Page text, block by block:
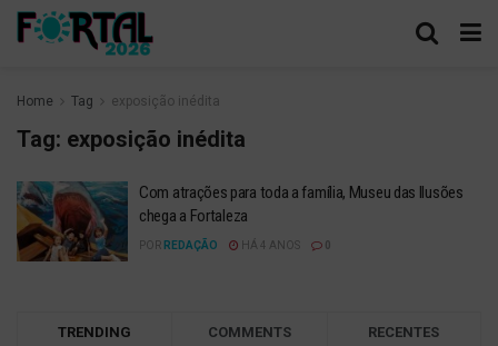
Home Tag exposição inédita
Tag: exposição inédita
Com atrações para toda a família, Museu das Ilusões
chega a Fortaleza
POR REDAÇÃO HÁ 4 ANOS
TRENDING COMMENTS RECENTES